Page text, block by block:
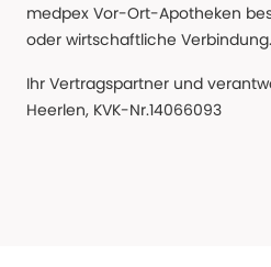
medpex Vor-Ort-Apotheken
oder wirtschaftliche Verbindung.
Ihr Vertragspartner und
Heerlen, KVK-Nr.14066093